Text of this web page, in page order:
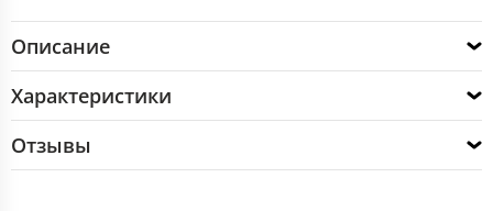
Описание
Характеристики
Отзывы